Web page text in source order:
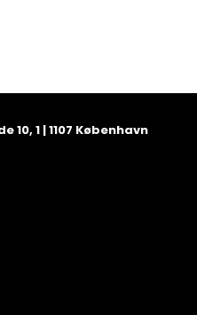
10, 1 | 1107 København